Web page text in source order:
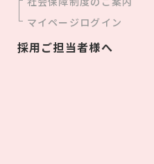
マイページログイン
採用ご担当者様へ